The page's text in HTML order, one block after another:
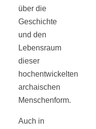
über die
Geschichte
und den
Lebensraum
dieser
hochentwickelten
archaischen
Menschenform.
Auch in